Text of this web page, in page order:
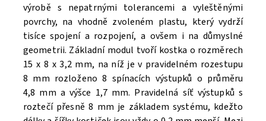
výrobě s nepatrnými tolerancemi a vyleštěnými
povrchy, na vhodně zvoleném plastu, který vydrží
tisíce spojení a rozpojení, a ovšem i na důmyslné
geometrii. Základní modul tvoří kostka o rozměrech
15 x 8 x 3,2 mm, na níž je v pravidelném rozestupu
8 mm rozloženo 8 spínacích výstupků o průměru
4,8 mm a výšce 1,7 mm. Pravidelná síť výstupků s
roztečí přesně 8 mm je základem systému, kdežto